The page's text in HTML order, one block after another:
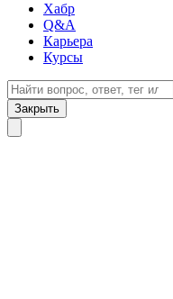
Хабр
Q&A
Карьера
Курсы
Закрыть